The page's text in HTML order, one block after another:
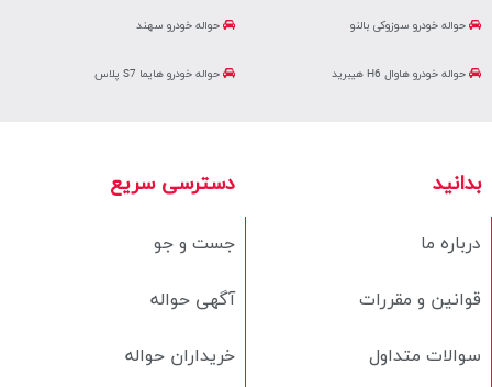
حواله خودرو سهند حواله خودرو سوزوکی بالنو
حواله خودرو هایما S7 پلاس حواله خودرو هاوال H6 هیبرید
دسترسی سریع
جست و جو
آگهی حواله
خریداران حواله
بدانید
درباره ما
قوانین و مقررات
سوالات متداول